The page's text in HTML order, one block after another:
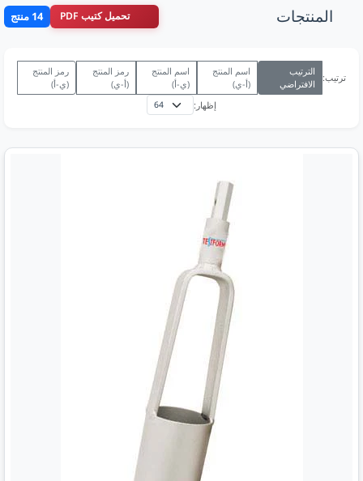
المنتجات تحميل كتيب PDF 14 منتج
ترتيب:
الترتيب
الافتراضي
اسم المنتج
(أ-ي)
اسم المنتج
(ي-أ)
رمز المنتج
(أ-ي)
رمز المنتج
(ي-أ)
إظهار: